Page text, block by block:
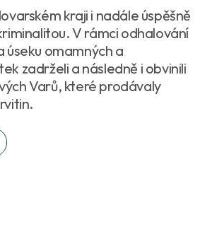
kraji i nadále úspěšně
V rámci odhalování
omamných a
zadrželi a následně i obvinili
Varů, které prodávaly